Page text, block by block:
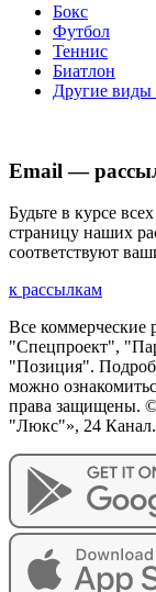
Бокс
Футбол
Теннис
Биатлон
Другие виды
Email —
Будьте в курсе
страницу наших
соответствуют
к рассылкам
Все коммерческие
"Спецпроект",
"Позиция".
можно
права защищены.
"Люкс"», 24 Канал.